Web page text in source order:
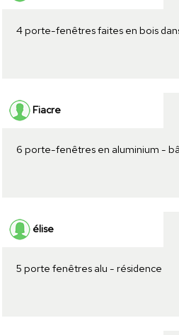
4 porte-fenêtres faites en bois
Fiacre
6 porte-fenêtres en aluminium -
élise
5 porte fenêtres alu - résidence